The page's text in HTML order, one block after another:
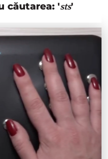
căutarea: 'sts'